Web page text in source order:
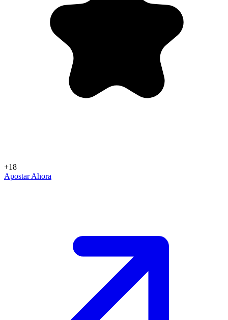
+18
Apostar Ahora